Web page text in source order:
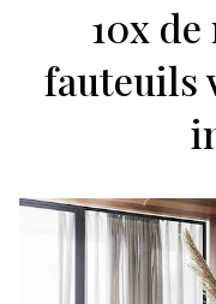
10x
fauteuils